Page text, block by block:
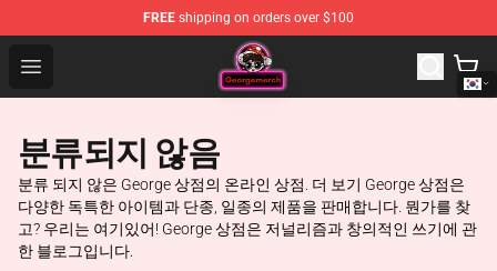
FREE shipping on orders over $100
Open menu
George Store - Official George Merchandise Shop
분류되지 않음
분류 되지 않은 George 상점의 온라인 상점. 더 보기 George 상점은
다양한 독특한 아이템과 단종, 일종의 제품을 판매합니다. 뭔가를 찾
고? 우리는 여기있어! George 상점은 저널리즘과 창의적인 쓰기에 관
한 블로그입니다.